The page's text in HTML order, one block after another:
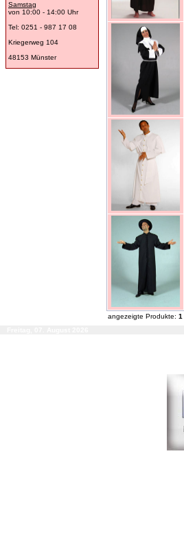
Samstag
von 10:00 - 14:00 Uhr
Tel: 0251 - 987 17 08
Kriegerweg 104
48153 Münster
angezeigte Produkte: 1